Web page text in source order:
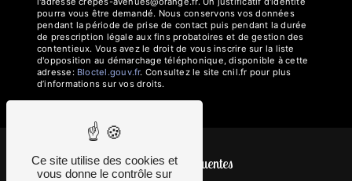
pourra vous être demandé. Nous conservons vos données
pendant la période de prise de contact puis pendant la durée
de prescription légale aux fins probatoires et de gestion des
contentieux. Vous avez le droit de vous inscrire sur la liste
d'opposition au démarchage téléphonique, disponible à cette
adresse:
Bloctel.gouv.fr. Consultez le site cnil.fr pour plus
d’informations sur vos droits.
Recherches fréquentes
Ce site utilise des cookies et
vous donne le contrôle sur